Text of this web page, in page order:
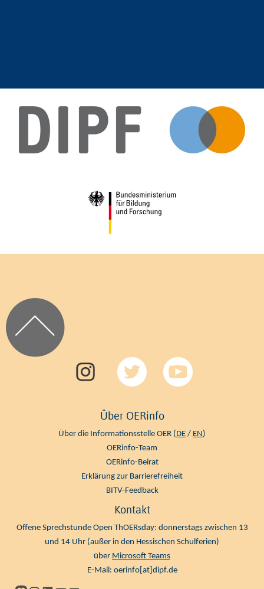
Über OERinfo
Über die Informationsstelle OER (DE / EN)
OERinfo-Team
OERinfo-Beirat
Erklärung zur Barrierefreiheit
BITV-Feedback
Kontakt
Offene Sprechstunde Open ThOERsday: donnerstags zwischen 13
und 14 Uhr (außer in den Hessischen Schulferien)
über Microsoft Teams
E-Mail: oerinfo[at]dipf.de